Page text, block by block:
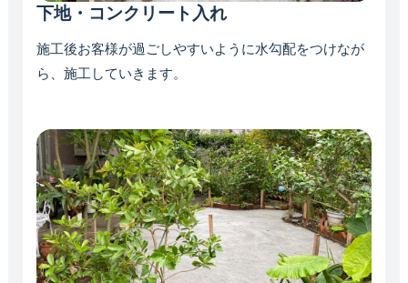
下地・コンクリート入れ
施工後お客様が過ごしやすいように水勾配をつけなが
ら、施工していきます。